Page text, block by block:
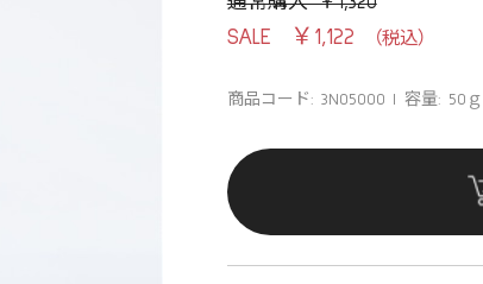
￥1,122
商品コード: 3N05000 容量: 50ｇ